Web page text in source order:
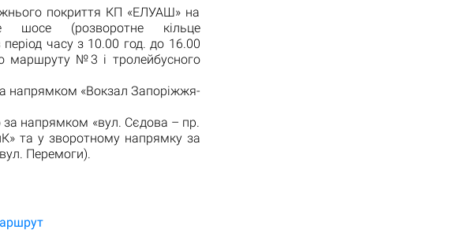
покриття КП «ЕЛУАШ» на
(розворотне кільце
часу з 10.00 год. до 16.00
маршруту №3 і тролейбусного
напрямком «Вокзал Запоріжжя-
напрямком «вул. Сєдова – пр.
та у зворотному напрямку за
Перемоги).